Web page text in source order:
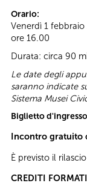
Orario:
Venerdì 1 febbraio
ore 16.00
Durata: circa 90
Le date degli
saranno indicate
Sistema Musei
Biglietto
Incontro gratuito
È previsto il
CREDITI